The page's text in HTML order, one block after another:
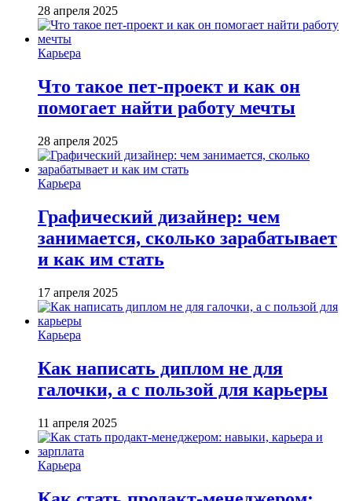
28 апреля 2025
Карьера
Что такое пет-проект и как он
помогает найти работу мечты
28 апреля 2025
Карьера
Графический дизайнер: чем
занимается, сколько зарабатывает
и как им стать
17 апреля 2025
Карьера
Как написать диплом не для
галочки, а с пользой для карьеры
11 апреля 2025
Карьера